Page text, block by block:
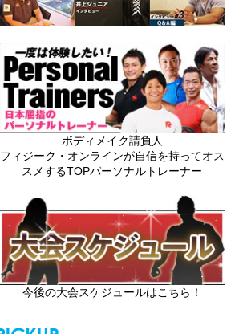
ボディメイク請負人
フィジーク・オンラインが自信を持ってオス
スメするTOPパーソナルトレーナー
今後の大会スケジュールはこちら！